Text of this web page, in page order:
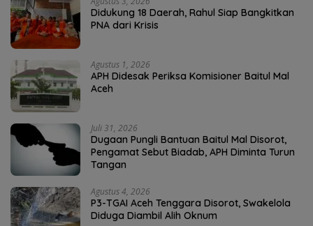
Didukung 18 Daerah, Rahul Siap Bangkitkan
PNA dari Krisis
Agustus 1, 2026
APH Didesak Periksa Komisioner Baitul Mal
Aceh
Juli 31, 2026
Dugaan Pungli Bantuan Baitul Mal Disorot,
Pengamat Sebut Biadab, APH Diminta Turun
Tangan
Agustus 4, 2026
P3-TGAI Aceh Tenggara Disorot, Swakelola
Diduga Diambil Alih Oknum